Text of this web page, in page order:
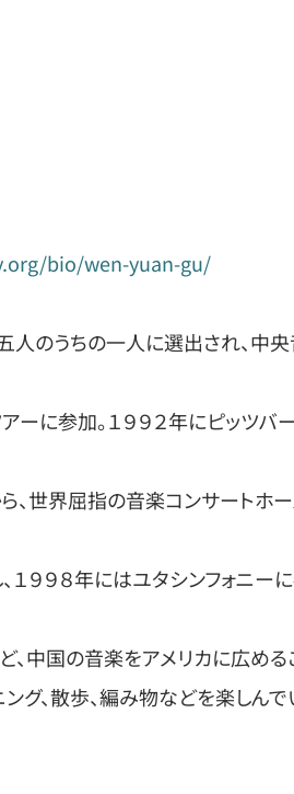
bio/wen-yuan-gu/
のうちの一人に選出され、中
に参加。１９９２年にピッツ
世界屈指の音楽コンサートホ
１９９８年にはユタシンフォニ
中国の音楽をアメリカに広める
グ、散歩、編み物などを楽しんで